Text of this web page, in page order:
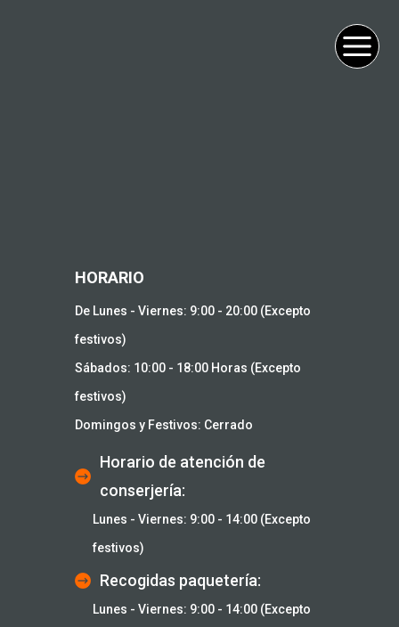
HORARIO
De Lunes - Viernes: 9:00 - 20:00 (Excepto
festivos)
Sábados: 10:00 - 18:00 Horas (Excepto
festivos)
Domingos y Festivos: Cerrado
Horario de atención de
conserjería:
Lunes - Viernes: 9:00 - 14:00 (Excepto
festivos)
Recogidas paquetería:
Lunes - Viernes: 9:00 - 14:00 (Excepto